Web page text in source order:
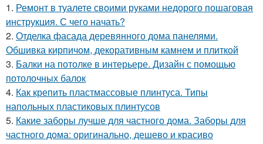
1. Ремонт в туалете своими руками недорого пошаговая
инструкция. С чего начать?
2. Отделка фасада деревянного дома панелями.
Обшивка кирпичом, декоративным камнем и плиткой
3. Балки на потолке в интерьере. Дизайн с помощью
потолочных балок
4. Как крепить пластмассовые плинтуса. Типы
напольных пластиковых плинтусов
5. Какие заборы лучше для частного дома. Заборы для
частного дома: оригинально, дешево и красиво